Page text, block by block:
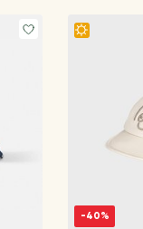
-40%